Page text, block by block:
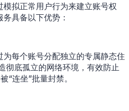
拟正常用户行为来建立账号权
具备以下优势：
每个账号分配独立的专属静态住
彻底孤立的网络环境，有效防止
“连坐”批量封禁。